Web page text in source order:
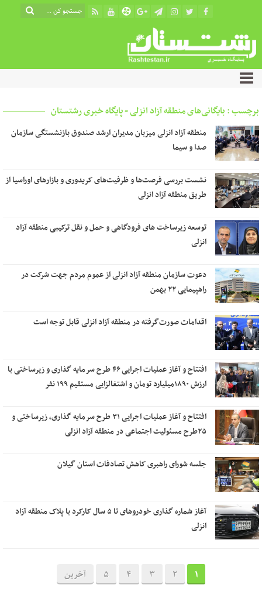
برچسب : بایگانی‌های منطقه آزاد انزلی - پایگاه خبری رشتستان
منطقه آزاد انزلی میزبان مدیران ارشد صندوق بازنشستگی سازمان
صدا و سیما
نشست بررسی فرصت‌ها و ظرفیت‌های کریدوری و بازارهای اوراسیا از
طریق منطقه آزاد انزلی
توسعه زیرساخت های فرودگاهی و حمل و نقل ترکیبی منطقه آزاد
انزلی
دعوت سازمان منطقه آزاد انزلی از عموم مردم جهت شرکت در
راهپیمایی ۲۲ بهمن
اقدامات صورت‌گرفته در منطقه آزاد انزلی قابل توجه است
افتتاح و آغاز عملیات اجرایی ۴۶ طرح سرمایه گذاری و زیرساختی با
ارزش ۱۸۹۰میلیارد تومان و اشتغالزایی مستقیم ۱۹۹ نفر
افتتاح و آغاز عملیات اجرایی ۳۱ طرح سرمایه گذاری، زیرساختی و
۲۵طرح مسئولیت اجتماعی در منطقه آزاد انزلی
جلسه شورای راهبری کاهش تصادفات استان گیلان
آغاز شماره گذاری خودروهای تا ۵ سال کارکرد با پلاک منطقه آزاد
انزلی
1
2
3
4
5 آخرین